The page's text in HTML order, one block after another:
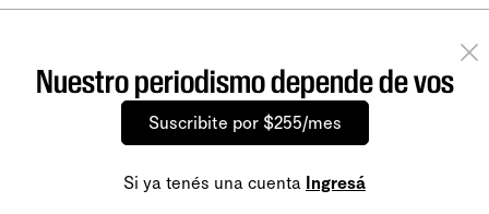
Nuestro periodismo depende de vos
Suscribite por $255/mes
Si ya tenés una cuenta Ingresá